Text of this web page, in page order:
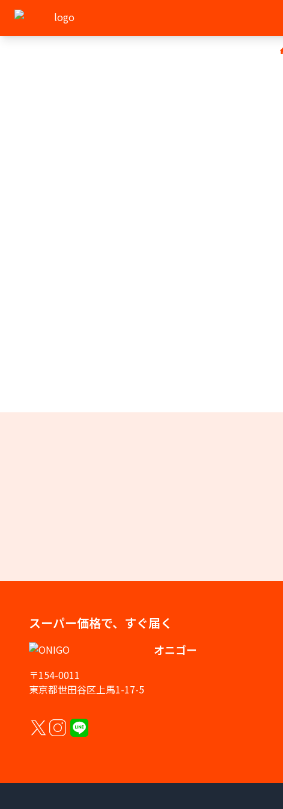
スーパー価格で、すぐ届く
オニゴー
〒154-0011
東京都世田谷区上馬1-17-5